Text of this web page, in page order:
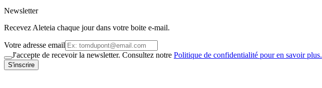
Newsletter
Recevez Aleteia chaque jour dans votre boite e-mail.
Votre adresse email
J'accepte de recevoir la newsletter. Consultez notre Politique de confidentialité pour en savoir plus.
S'inscrire